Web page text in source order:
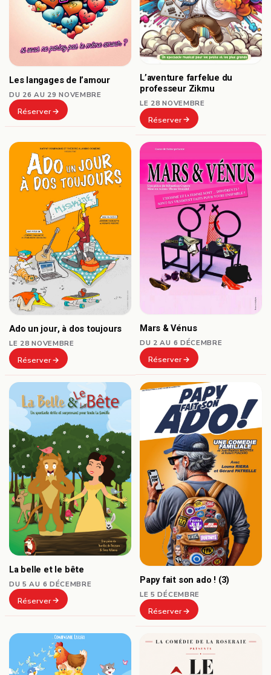
Les langages de l’amour
DU 26 AU 29 NOVEMBRE
Réserver
L’aventure farfelue du
professeur Zikmu
LE 28 NOVEMBRE
Réserver
Ado un jour, à dos toujours
LE 28 NOVEMBRE
Réserver
Mars & Vénus
DU 2 AU 6 DÉCEMBRE
Réserver
La belle et le bête
DU 5 AU 6 DÉCEMBRE
Réserver
Papy fait son ado ! (3)
LE 5 DÉCEMBRE
Réserver